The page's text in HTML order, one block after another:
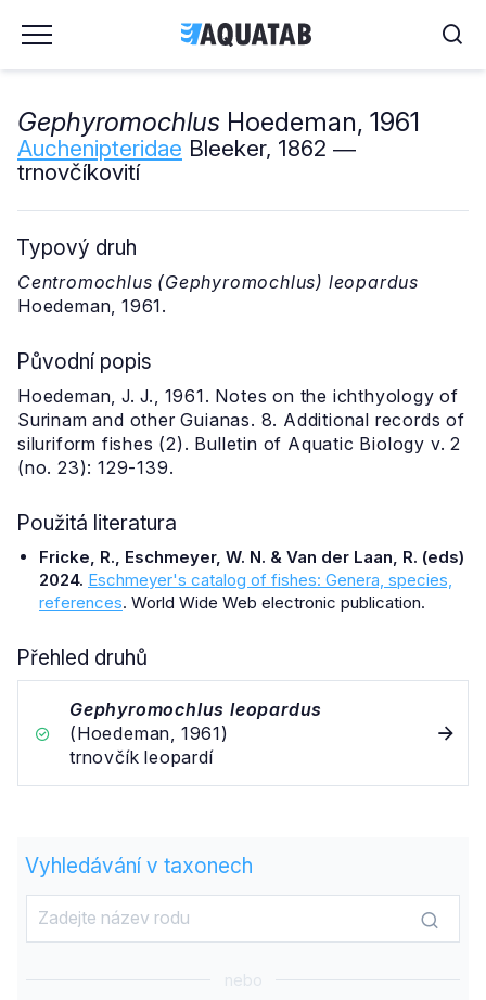
Gephyromochlus Hoedeman, 1961
Auchenipteridae Bleeker, 1862 ―
trnovčíkovití
Typový druh
Centromochlus (Gephyromochlus) leopardus
Hoedeman, 1961.
Původní popis
Hoedeman, J. J., 1961. Notes on the ichthyology of
Surinam and other Guianas. 8. Additional records of
siluriform fishes (2). Bulletin of Aquatic Biology v. 2
(no. 23): 129-139.
Použitá literatura
Fricke, R., Eschmeyer, W. N. & Van der Laan, R. (eds)
2024. Eschmeyer's catalog of fishes: Genera, species,
references. World Wide Web electronic publication.
Přehled druhů
Gephyromochlus leopardus
(Hoedeman, 1961)
trnovčík leopardí
Vyhledávání v taxonech
nebo